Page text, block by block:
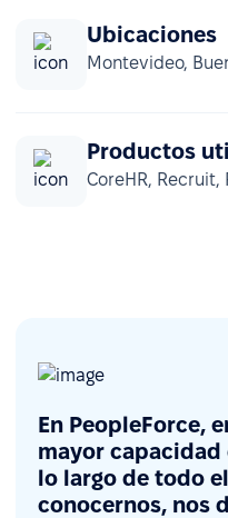
Ubicaciones
Montevideo,
Productos
CoreHR, Recruit,
En PeopleForce,
mayor capacidad
lo largo de todo
conocernos, nos